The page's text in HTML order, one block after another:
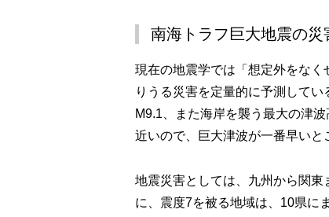
南海トラフ巨大地震の災
現在の地震学では「想定外をな
りうる災害を定量的に予測して
M9.1、また海岸を襲う最大の津
近いので、巨大津波が一番早いと
地震災害としては、九州から関
に、震度7を被る地域は、10県に